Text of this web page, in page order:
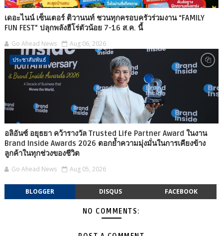
เดอะไนน์ เซ็นเตอร์ ติวานนท์ ชวนทุกครอบครัวร่วมงาน “FAMILY
FUN FEST” ปลุกพลังฮีโร่ตัวน้อย 7-16 ส.ค. นี้
Go Ahead News Aug 06, 2026
ประชาสัมพันธ์
อลิอันซ์ อยุธยา คว้ารางวัล Trusted Life Partner Award ในงาน
Brand Inside Awards 2026 ตอกย้ำความมุ่งมั่นในการเคียงข้าง
ลูกค้าในทุกช่วงของชีวิต
Go Ahead News Aug 05, 2026
BLOGGER DISQUS FACEBOOK
NO COMMENTS: